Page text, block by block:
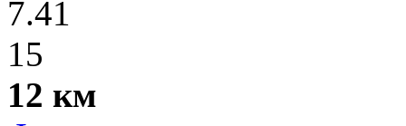
7.41
15
12 км